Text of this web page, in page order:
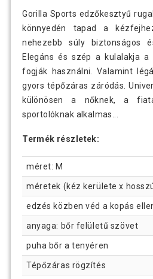
Gorilla Sports edzőkesztyű
könnyedén tapad a
nehezebb súly biztonságos
Elegáns és szép a kulalakja a
fogják használni. Valamint
gyors tépőzáras záródás.
különösen a nőknek, a
sportolóknak alkalmas...
Termék részletek:
méret: M
méretek (kéz kerülete x
edzés közben véd a kopás
anyaga: bőr felületű szövet
puha bőr a tenyéren
Tépőzáras rögzítés